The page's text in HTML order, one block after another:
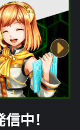
中！